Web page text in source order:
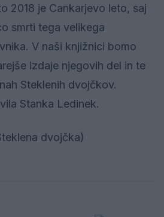
2018 je Cankarjevo leto, saj
smrti tega velikega
V naši knjižnici bomo
izdaje njegovih del in te
Steklenih dvojčkov.
Stanka Ledinek.
dvojčka)